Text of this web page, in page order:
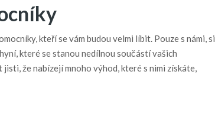
kteří se vám budou velmi líbit. Pouze s námi, si
které se stanou nedílnou součástí vašich
že nabízejí mnoho výhod, které s nimi získáte,